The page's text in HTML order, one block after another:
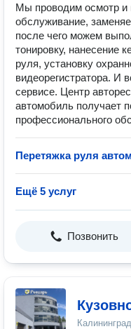
Мы проводим осмотр и
обслуживание,
после чего можем
тонировку, нанесение
руля, установку
видеорегистратора. И
сервисе. Центр
автомобиль получает
профессионального
Перетяжка руля
Ещё 5 услуг
Позвонить